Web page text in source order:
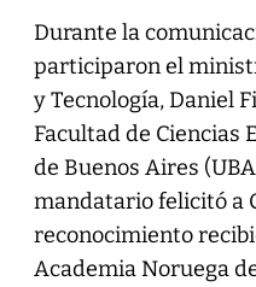
Durante la
participaron el
y Tecnología, Daniel
Facultad de Ciencias
de Buenos Aires
mandatario felicitó a
reconocimiento
Academia Noruega